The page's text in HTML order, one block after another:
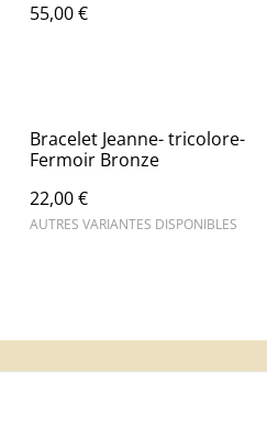
55,00 €
Bracelet Jeanne- tricolore-
Fermoir Bronze
22,00 €
AUTRES VARIANTES DISPONIBLES